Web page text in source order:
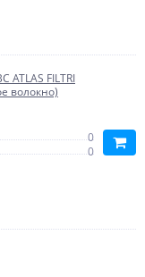
ATLAS FILTRI
волокно)
0
0